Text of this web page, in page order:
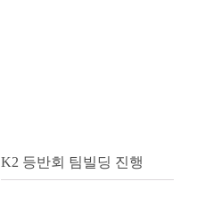
K2 등반회 팀빌딩 진행